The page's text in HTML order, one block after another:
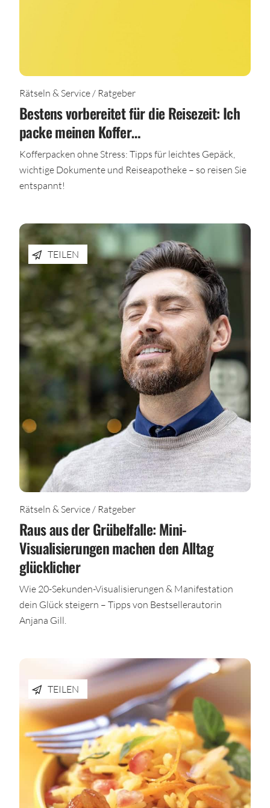
Rätseln & Service / Ratgeber
Bestens vorbereitet für die Reisezeit: Ich
packe meinen Koffer…
Kofferpacken ohne Stress: Tipps für leichtes Gepäck,
wichtige Dokumente und Reiseapotheke – so reisen Sie
entspannt!
TEILEN
Rätseln & Service / Ratgeber
Raus aus der Grübelfalle: Mini-
Visualisierungen machen den Alltag
glücklicher
Wie 20-Sekunden-Visualisierungen & Manifestation
dein Glück steigern – Tipps von Bestsellerautorin
Anjana Gill.
TEILEN